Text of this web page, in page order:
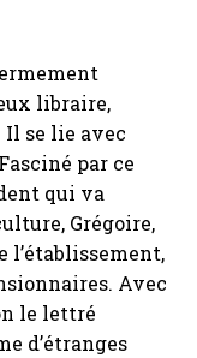
libraire,
Il se lie avec
par ce
qui va
Grégoire,
l’établissement,
Avec
le lettré
d’étranges